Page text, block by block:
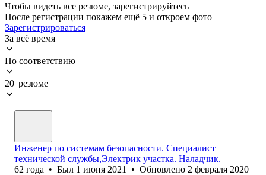
Чтобы видеть все резюме, зарегистрируйтесь
После регистрации покажем ещё 5 и откроем фото
Зарегистрироваться
За всё время
По соответствию
20 резюме
Инженер по системам безопасности. Специалист
технической службы,Электрик участка. Наладчик.
62 года • Был 1 июня 2021 • Обновлено 2 февраля 2020